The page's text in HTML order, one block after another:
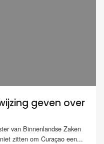
geven over
van Binnenlandse Zaken
zitten om Curaçao een...